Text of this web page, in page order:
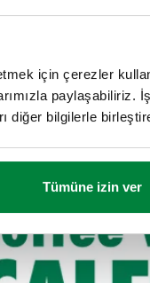
için çerezler
paylaşabiliriz. İş
diğer bilgilerle
Tümüne izin ver